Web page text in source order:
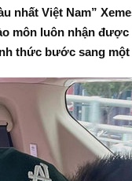
nhất Việt Nam”
môn luôn nhận
thức bước sang